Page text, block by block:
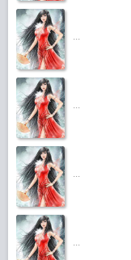
...
...
...
...